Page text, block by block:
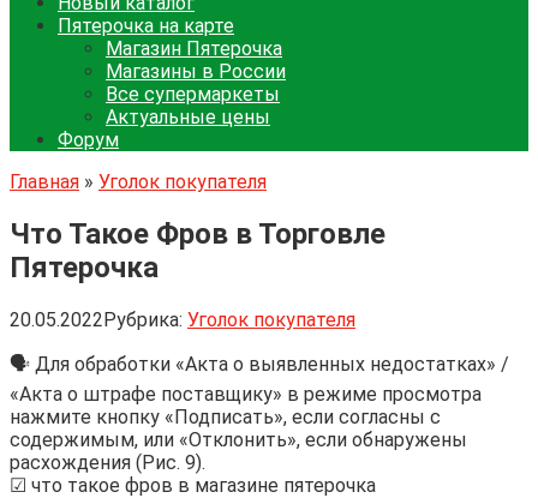
Пятерочка на карте
Магазин Пятерочка
Магазины в России
Все супермаркеты
Актуальные цены
Форум
Главная » Уголок покупателя
Что Такое Фров в Торговле
Пятерочка
20.05.2022Рубрика: Уголок покупателя
🗣 Для обработки «Акта о выявленных недостатках» /
«Акта о штрафе поставщику» в режиме просмотра
нажмите кнопку «Подписать», если согласны с
содержимым, или «Отклонить», если обнаружены
расхождения (Рис. 9).
☑ что такое фров в магазине пятерочка